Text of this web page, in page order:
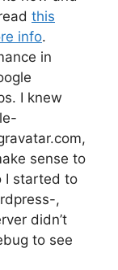
this
info.
in
I knew
sense to
I started to
,
didn’t
to see